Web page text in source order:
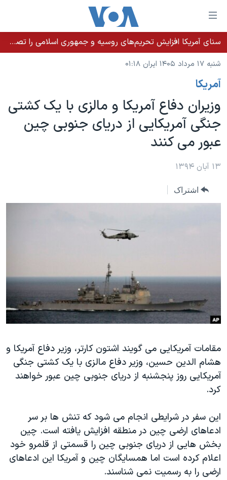
لینکهای
قابل
دسترسی
جهش
محتوای
اصلی
جهش
به
صفحه
جهش
خانه
نسخه سبک وب‌سایت
موضوع ها
ایران
آمریکا
جهان
ورزشی
اسرائیل در جنگ
آرشیو پخش زنده
برنامه های تلویزیونی
جدول برنامه ها
صفحه‌های ویژه
جام جهانی ۲۰۲۶
حمله جمهوری اسلامی به اسرائیل
ورزش زنان در ایران
مجموعه مستندهای دادخواهی
تریبونال مردمی آبان ۹۸
دادگاه حمید نوری
قانون شفافیت دارائی کادر رهبری ایران
اعتراضات مردمی آبان ۹۸
اسرائیل در جنگ
نرگس محمدی برنده جایزه نوبل صلح
فرکانس‌های صدای آمریکا
پخش رادیویی
زبانهای مختلف
سنای آمریکا افزایش تحریم‌های روسیه و جمهوری اسلامی را تصویب کرد؛ زلنسکی از این اقدام تشکر کرد
شنبه ۱۷ مرداد ۱۴۰۵ ایران ۰۱:۱۸
آمريکا
وزیران دفاع آمریکا و مالزی با یک کشتی
جنگی آمریکایی از دریای جنوبی چین
عبور می کنند
۱۳ آبان ۱۳۹۴
اشتراک
مقامات آمریکایی می گویند اشتون کارتر، وزیر دفاع آمریکا و
هشام الدین حسین، وزیر دفاع مالزی با یک کشتی جنگی
آمریکایی روز پنجشنبه از دریای جنوبی چین عبور خواهند
کرد.
این سفر در شرایطی انجام می شود که تنش ها بر سر
ادعاهای ارضی چین در منطقه افزایش یافته است. چین
بخش هایی از دریای جنوبی چین را قسمتی از قلمرو خود
اعلام کرده است اما همسایگان چین و آمریکا این ادعاهای
ارضی را به رسمیت نمی شناسند.